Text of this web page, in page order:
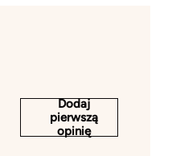
Dodaj
pierwszą
opinię